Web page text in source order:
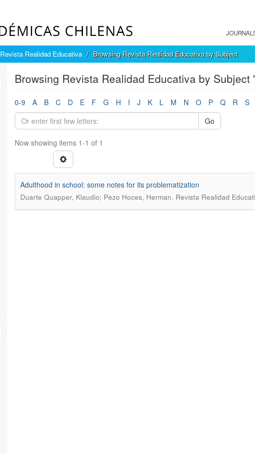
Revista Realidad Educativa Browsing Revista Realidad Educativa by Subject
Browsing Revista Realidad Educativa by
0-9 A B C D E F G H I J K L M N O P Q R S
Go
Now showing items 1-1 of 1
Adulthood in school: some notes for its problematization
Duarte Quapper, Klaudio; Pezo Hoces, Herman. Revista Realidad